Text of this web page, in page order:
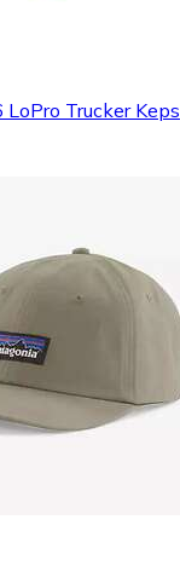
Trucker Keps